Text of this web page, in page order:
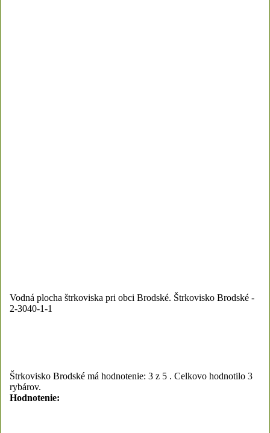
Vodná plocha štrkoviska pri obci Brodské. Štrkovisko Brodské -
2-3040-1-1
Štrkovisko Brodské má hodnotenie: 3 z 5 . Celkovo hodnotilo 3
rybárov.
Hodnotenie: